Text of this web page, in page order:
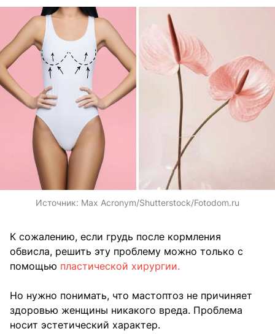
Источник: Max Acronym/Shutterstock/Fotodom.ru
К сожалению, если грудь после кормления
обвисла, решить эту проблему можно только с
помощью пластической хирургии.
Но нужно понимать, что мастоптоз не причиняет
здоровью женщины никакого вреда. Проблема
носит эстетический характер.